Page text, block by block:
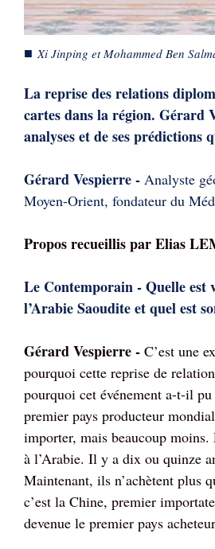
■ Xi Jinping et Mohammed Ben
La reprise des relations
cartes dans la région. Gérard
analyses et de ses prédictions
Gérard Vespierre - Analyste
Moyen-Orient, fondateur du
Propos recueillis par Elias
Le Contemporain - Quelle est
l’Arabie Saoudite et quel est
Gérard Vespierre - C’est une
pourquoi cette reprise de
pourquoi cet événement a-t-il
premier pays producteur
importer, mais beaucoup
à l’Arabie. Il y a dix ou quinze
Maintenant, ils n’achètent plus
c’est la Chine, premier
devenue le premier pays